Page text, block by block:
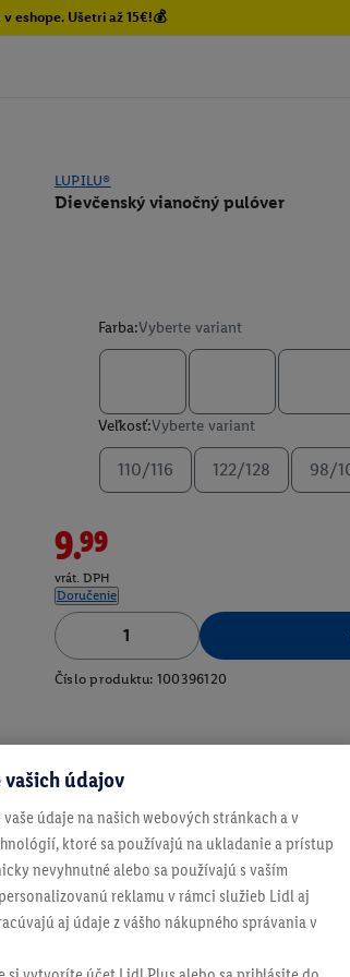
eshope. Ušetri až 15€!💰
LUPILU®
Dievčenský vianočný pulóver
Farba:Vyberte variant
Veľkosť:Vyberte variant
110/116 122/128 98/
9.99
vrát. DPH
Doručenie
Číslo produktu: 100396120
údajov
údaje na našich webových stránkach a v
ktoré sa používajú na ukladanie a prístup
nevyhnutné alebo sa používajú s vaším
reklamu v rámci služieb Lidl aj
aj údaje z vášho nákupného správania v